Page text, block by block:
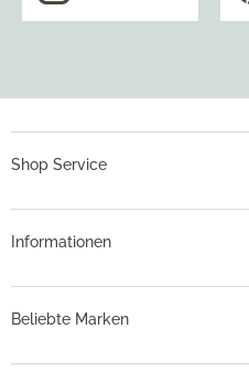
Shop Service
Informationen
Beliebte Marken